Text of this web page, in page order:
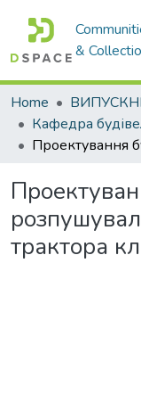
&
Home
трактора